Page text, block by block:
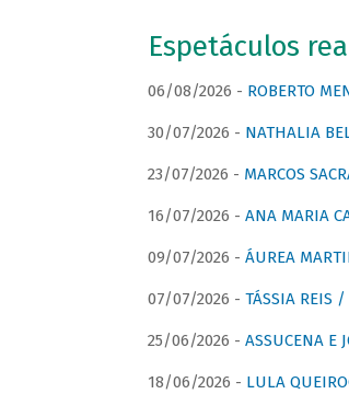
Espetáculos
06/08/2026 - ROBERTO
30/07/2026 - NATHALIA
23/07/2026 - MARCOS
16/07/2026 - ANA MARIA
09/07/2026 - ÁUREA
07/07/2026 - TÁSSIA REIS
25/06/2026 - ASSUCENA
18/06/2026 - LULA